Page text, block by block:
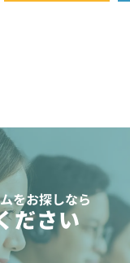
をお探しなら
ださい